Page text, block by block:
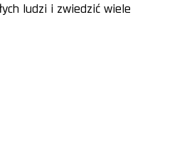
ludzi i zwiedzić wiele